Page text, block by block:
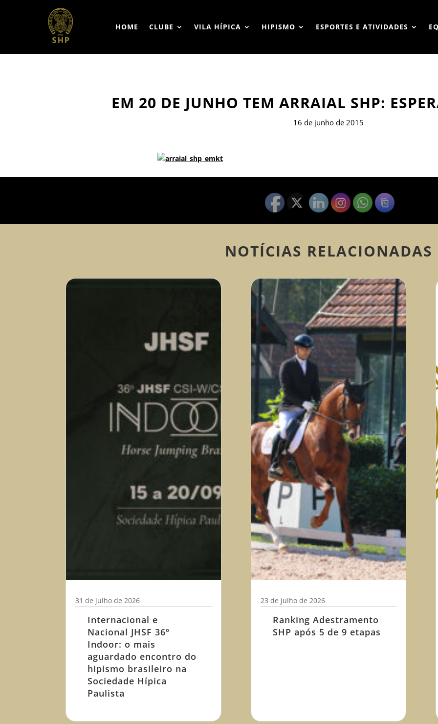
HOME CLUBE VILA HÍPICA HIPISMO ESPORTES E ATIVIDADES
EM 20 DE JUNHO TEM ARRAIAL SHP:
16 de junho de 2015
NOTÍCIAS RELACIONADAS
Internacional e
Nacional JHSF 36º
Indoor: o mais
aguardado encontro do
hipismo brasileiro na
Sociedade Hípica
Paulista
31 de julho de 2026
Ranking Adestramento
SHP após 5 de 9 etapas
23 de julho de 2026